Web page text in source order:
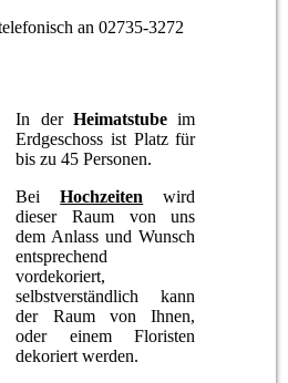
an 02735-3272
In derHeimatstubeim
Erdgeschoss ist Platz für
bis zu 45 Personen.
BeiHochzeiten wird
dieser Raum von uns
dem Anlass und Wunsch
entsprechend
vordekoriert,
selbstverständlich kann
der Raum von Ihnen,
oder einem Floristen
dekoriert werden.